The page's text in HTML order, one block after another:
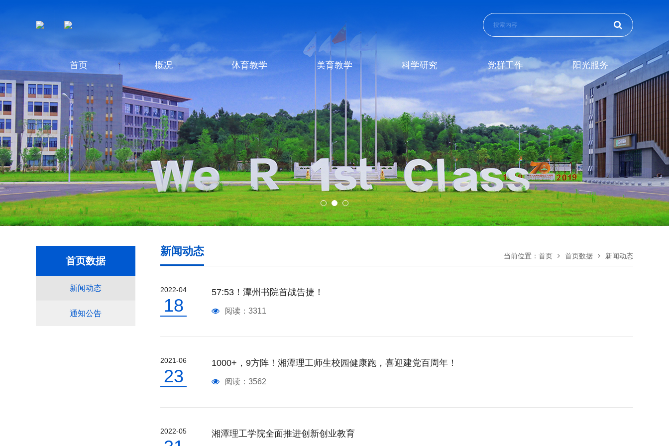
首页 概况 体育教学 美育教学 科学研究 党群工作 阳光服务
首页数据
新闻动态
通知公告
新闻动态 当前位置： 首页 首页数据 新闻动态
2022-04
18
57:53！潭州书院首战告捷！
阅读：3311
2021-06
23
1000+，9方阵！湘潭理工师生校园健康跑，喜迎建党百周年！
阅读：3562
2022-05 湘潭理工学院全面推进创新创业教育